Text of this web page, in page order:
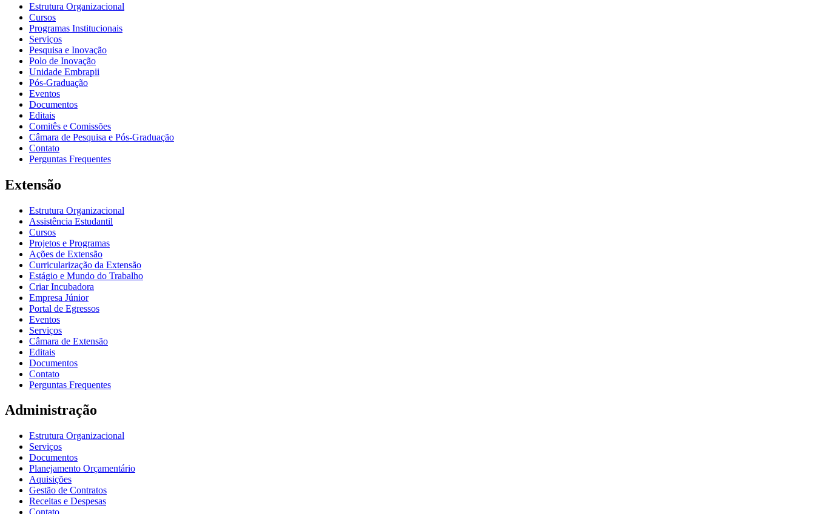
Estrutura Organizacional
Cursos
Programas Institucionais
Serviços
Pesquisa e Inovação
Polo de Inovação
Unidade Embrapii
Pós-Graduação
Eventos
Documentos
Editais
Comitês e Comissões
Câmara de Pesquisa e Pós-Graduação
Contato
Perguntas Frequentes
Extensão
Estrutura Organizacional
Assistência Estudantil
Cursos
Projetos e Programas
Ações de Extensão
Curricularização da Extensão
Estágio e Mundo do Trabalho
Criar Incubadora
Empresa Júnior
Portal de Egressos
Eventos
Serviços
Câmara de Extensão
Editais
Documentos
Contato
Perguntas Frequentes
Administração
Estrutura Organizacional
Serviços
Documentos
Planejamento Orçamentário
Aquisições
Gestão de Contratos
Receitas e Despesas